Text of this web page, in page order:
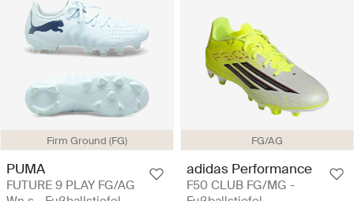
Firm Ground (FG)
PUMA
FUTURE 9 PLAY FG/AG
FG/AG
adidas Performance
F50 CLUB FG/MG -